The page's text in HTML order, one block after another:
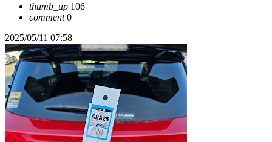
thumb_up 106
comment0
2025/05/11 07:58